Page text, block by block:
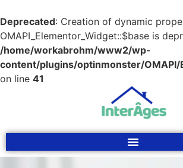
Deprecated: Creation of dynamic
OMAPI_Elementor_Widget::$base is
/home/workabrohm/www2/wp-
content/plugins/optinmonster/
on line 41